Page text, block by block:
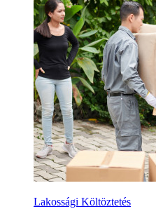
Lakossági Költöztetés